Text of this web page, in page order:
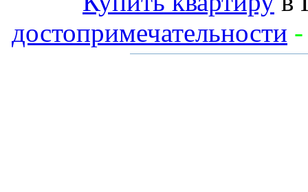
достопримечательности